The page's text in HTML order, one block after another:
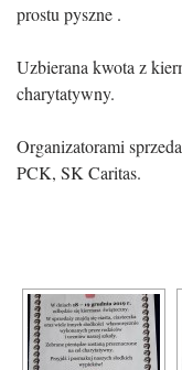
prostu pyszne .
Uzbierana kwota z
charytatywny.
Organizatorami
PCK, SK Caritas.